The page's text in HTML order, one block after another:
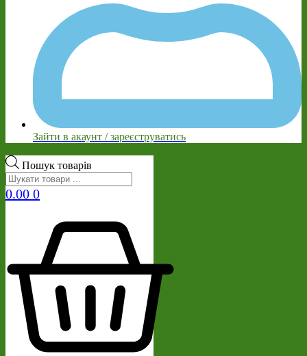
Зайти в акаунт / зареєструватись
Пошук товарів
0.00 0